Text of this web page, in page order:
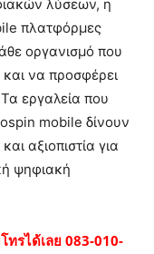
λύσεων, η
πλατφόρμες
οργανισμό που
και να προσφέρει
εργαλεία που
mobile δίνουν
αξιοπιστία για
ψηφιακή
ทรได้เลย 083-010-